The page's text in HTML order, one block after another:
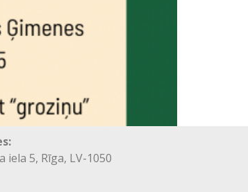
iela 5, Rīga, LV-1050